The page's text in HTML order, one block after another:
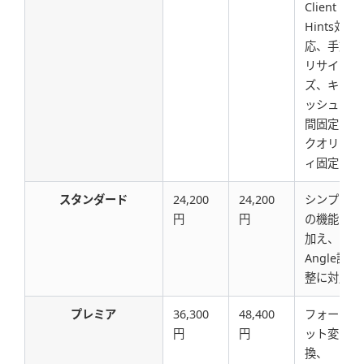
Client
Hints対
応、手動
リサイ
ズ、キャ
ッシュ時
間固定、
クオリテ
ィ固定
スタンダード
24,200
円
24,200
円
シンプル
の機能に
加え、
Angle調
整に対応
プレミア
36,300
円
48,400
円
フォーマ
ット変
換、